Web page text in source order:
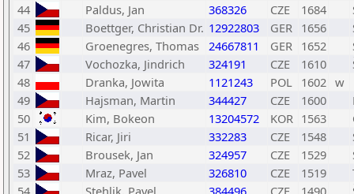
44
Paldus, Jan 368326 CZE 1684
45
Boettger, Christian Dr. 12922803 GER 1656
46
Groenegres, Thomas 24667811 GER 1652
47
Vochozka, Jindrich 324191 CZE 1610
48
Dranka, Jowita 1121243 POL 1602 w
49
Hajsman, Martin 344427 CZE 1600
50
Kim, Bokeon 13204572 KOR 1563
51
Ricar, Jiri 332283 CZE 1548
52
Brousek, Jan 324957 CZE 1529
53
Mraz, Pavel 326810 CZE 1519
54
Stehlik, Pavel 384496 CZE 1490